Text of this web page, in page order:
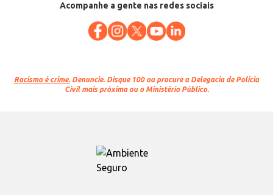
Acompanhe a gente nas redes sociais
Racismo é crime. Denuncie. Disque 100 ou procure a Delegacia de Polícia
Civil mais próxima ou o Ministério Público.